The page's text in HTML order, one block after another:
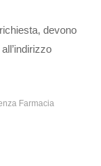
devono
Farmacia